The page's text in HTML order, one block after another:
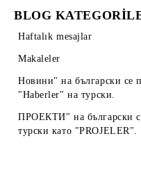
BLOG
Haftalık mesajlar
Makaleler
Новини" на български се
"Haberler" на турски.
ПРОЕКТИ" на български
турски като "PROJELER".